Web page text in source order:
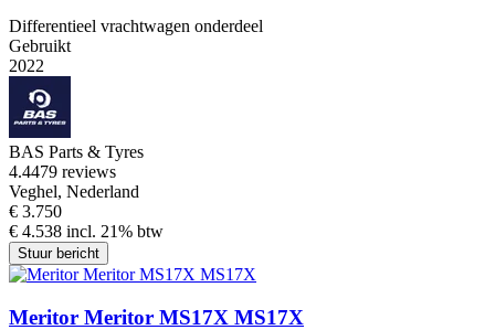
Differentieel vrachtwagen onderdeel
Gebruikt
2022
BAS Parts & Tyres
4.4479 reviews
Veghel, Nederland
€ 3.750
€ 4.538 incl. 21% btw
Stuur bericht
Meritor Meritor MS17X MS17X